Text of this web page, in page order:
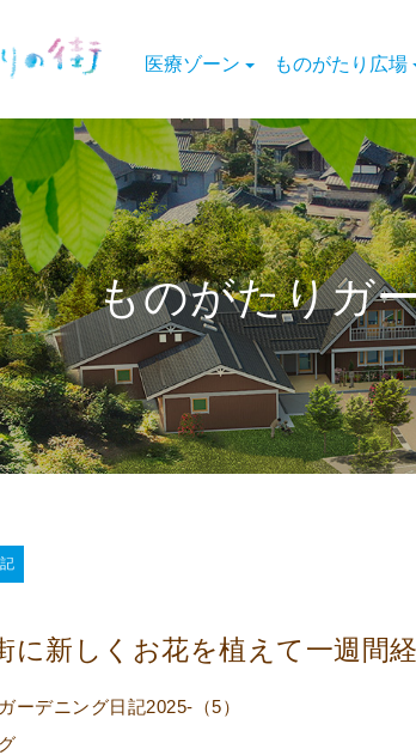
医療ゾーン ものがたり広場
ものがたりガ
に新しくお花を植えて一週間
ーデニング日記2025-（5）